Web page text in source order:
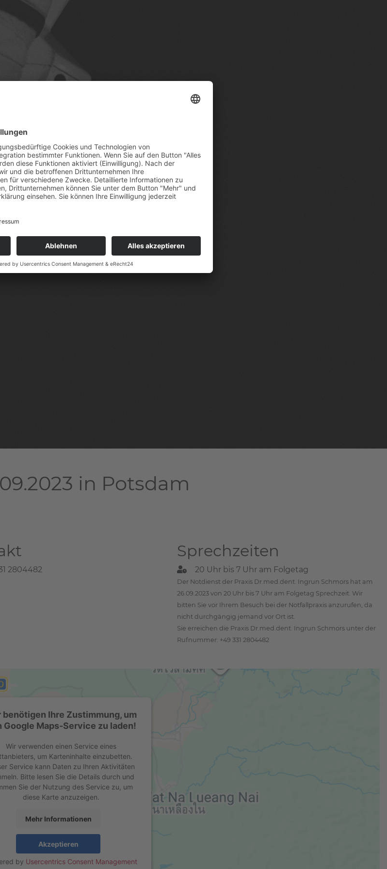
in Potsdam
2804482
Sprechzeiten
20 Uhr bis 7 Uhr am Folgetag
Der Notdienst der Praxis Dr.med.dent. Ingrun Schmors hat am
26.09.2023 von 20 Uhr bis 7 Uhr am Folgetag Sprechzeit. Wir
bitten Sie vor Ihrem Besuch bei der Notfallpraxis anzurufen, da
nicht durchgängig jemand vor Ort ist.
Sie erreichen die Praxis Dr.med.dent. Ingrun Schmors unter der
Rufnummer: +49 331 2804482
benötigen Ihre Zustimmung, um
Google Maps-Service zu laden!
Wir verwenden einen Service eines
um Karteninhalte einzubetten.
Service kann Daten zu Ihren Aktivitäten
Bitte lesen Sie die Details durch und
Sie der Nutzung des Service zu, um
diese Karte anzuzeigen.
Mehr Informationen
Akzeptieren
by Usercentrics Consent Management